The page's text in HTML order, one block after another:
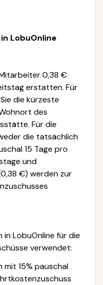
LobuOnline
0,38 €
erstatten. Für
die kürzeste
des
Für die
die tatsächlich
15 Tage pro
und
€) werden zur
LobuOnline für die
verwendet:
mit 15% pauschal